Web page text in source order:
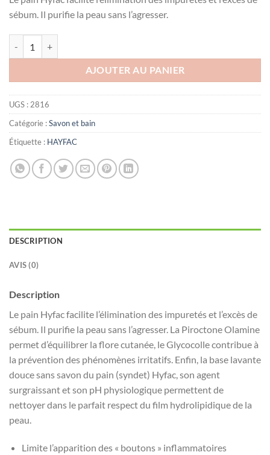
sébum. Il purifie la peau sans l’agresser.
AJOUTER AU PANIER
UGS : 2816
Catégorie :Savon et bain
Étiquette : HAYFAC
DESCRIPTION
AVIS (0)
Description
Le pain Hyfac facilite l’élimination des impuretés et l’excès de
sébum. Il purifie la peau sans l’agresser. La Piroctone Olamine
permet d’équilibrer la flore cutanée, le Glycocolle contribue à
la prévention des phénomènes irritatifs. Enfin, la base lavante
douce sans savon du pain (syndet) Hyfac, son agent
surgraissant et son pH physiologique permettent de
nettoyer dans le parfait respect du film hydrolipidique de la
peau.
Limite l’apparition des « boutons » inflammatoires